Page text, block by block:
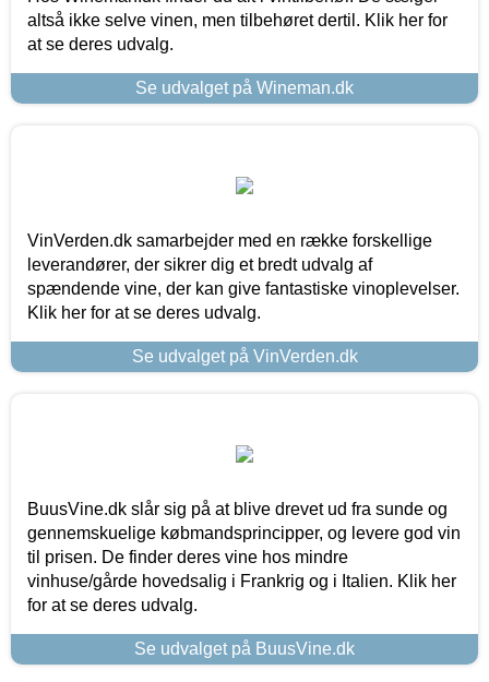
altså ikke selve vinen, men tilbehøret dertil. Klik her for
at se deres udvalg.
Se udvalget på Wineman.dk
VinVerden.dk samarbejder med en række forskellige
leverandører, der sikrer dig et bredt udvalg af
spændende vine, der kan give fantastiske vinoplevelser.
Klik her for at se deres udvalg.
Se udvalget på VinVerden.dk
BuusVine.dk slår sig på at blive drevet ud fra sunde og
gennemskuelige købmandsprincipper, og levere god vin
til prisen. De finder deres vine hos mindre
vinhuse/gårde hovedsalig i Frankrig og i Italien. Klik her
for at se deres udvalg.
Se udvalget på BuusVine.dk